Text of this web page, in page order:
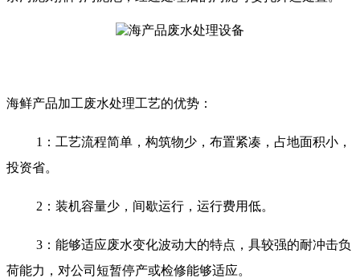
海鲜产品加工废水处理工艺的优势：
1：工艺流程简单，构筑物少，布置紧凑，占地面积小，
投资省。
2：装机容量少，间歇运行，运行费用低。
3：能够适应废水变化波动大的特点，具较强的耐冲击负
荷能力，对公司短暂停产或检修能够适应。